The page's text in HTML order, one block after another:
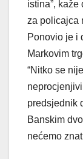
istina”,
za policajca
Ponovio je i
Markovim
“Nitko se
predsjednik
Banskim
nećemo